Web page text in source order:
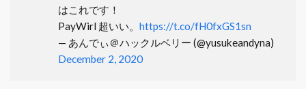
はこれです！
PayWirl 超いい。 https://t.co/fH0fxGS1sn
— あんでぃ＠ハックルベリー (@yusukeandyna)
December 2, 2020